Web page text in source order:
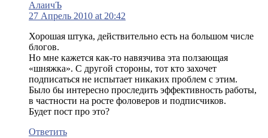
АлаичЪ
27 Апрель 2010 at 20:42
Хорошая штука, действительно есть на большом числе
блогов.
Но мне кажется как-то навязчива эта ползающая
«шняжка». С другой стороны, тот кто захочет
подписаться не испытает никаких проблем с этим.
Было бы интересно проследить эффективность работы,
в частности на росте фоловеров и подписчиков.
Будет пост про это?
Ответить